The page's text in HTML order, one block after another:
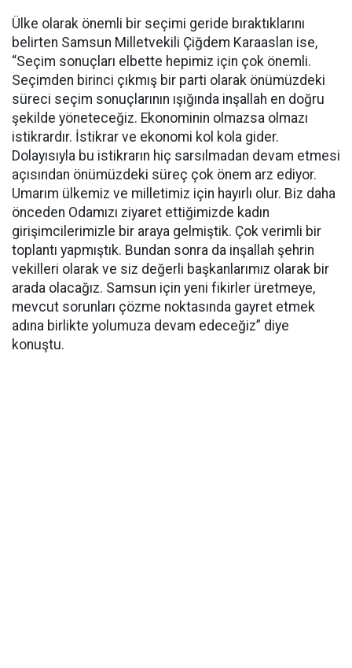
Ülke olarak önemli bir seçimi geride bıraktıklarını
belirten Samsun Milletvekili Çiğdem Karaaslan ise,
“Seçim sonuçları elbette hepimiz için çok önemli.
Seçimden birinci çıkmış bir parti olarak önümüzdeki
süreci seçim sonuçlarının ışığında inşallah en doğru
şekilde yöneteceğiz. Ekonominin olmazsa olmazı
istikrardır. İstikrar ve ekonomi kol kola gider.
Dolayısıyla bu istikrarın hiç sarsılmadan devam etmesi
açısından önümüzdeki süreç çok önem arz ediyor.
Umarım ülkemiz ve milletimiz için hayırlı olur. Biz daha
önceden Odamızı ziyaret ettiğimizde kadın
girişimcilerimizle bir araya gelmiştik. Çok verimli bir
toplantı yapmıştık. Bundan sonra da inşallah şehrin
vekilleri olarak ve siz değerli başkanlarımız olarak bir
arada olacağız. Samsun için yeni fikirler üretmeye,
mevcut sorunları çözme noktasında gayret etmek
adına birlikte yolumuza devam edeceğiz” diye
konuştu.